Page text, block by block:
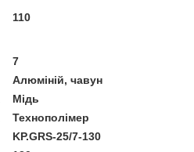
110
7
Алюміній, чавун
Мідь
Технополімер
KP.GRS-25/7-130